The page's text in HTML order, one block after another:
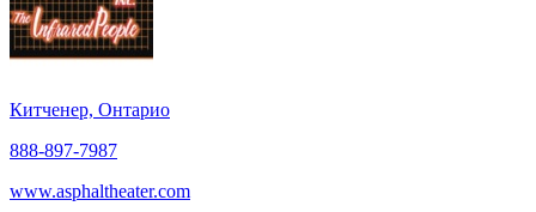
Китченер, Онтарио
888-897-7987
www.asphaltheater.com